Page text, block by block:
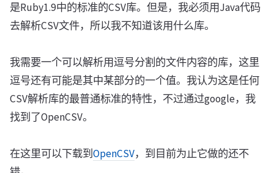
是Ruby1.9中的标准的CSV库。但是，我必须用Java代码
去解析CSV文件，所以我不知道该用什么库。
我需要一个可以解析用逗号分割的文件内容的库，这里
逗号还有可能是其中某部分的一个值。我认为这是任何
CSV解析库的最普通标准的特性，不过通过google，我
找到了OpenCSV。
在这里可以下载到OpenCSV，到目前为止它做的还不